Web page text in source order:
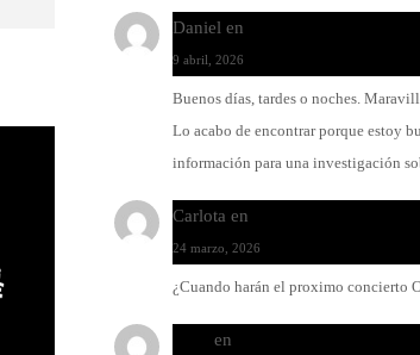
Daniel en
9 abril, 2026
Buenos días, tardes o noches.
Lo acabo de encontrar porque estoy
información para una investigación
Carlota en
24 marzo, 2026
¿Cuando harán el proximo concierto
en